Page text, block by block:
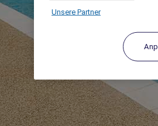
Unsere Partner